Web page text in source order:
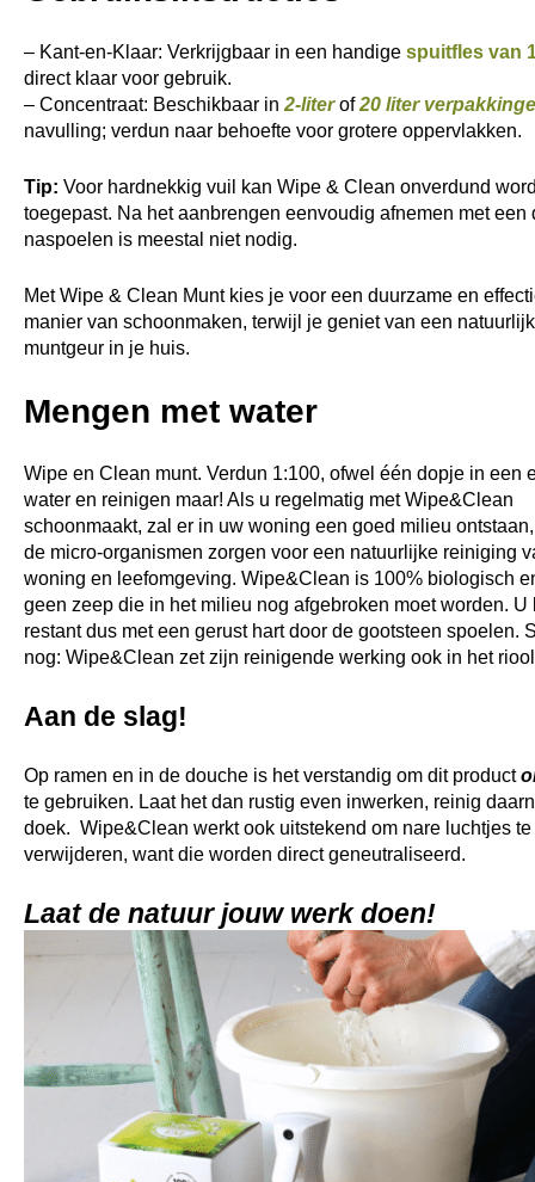
– Kant-en-Klaar: Verkrijgbaar in een handige spuitfles van
direct klaar voor gebruik.
– Concentraat: Beschikbaar in 2-literof20 liter
navulling; verdun naar behoefte voor grotere oppervlakken.
Tip: Voor hardnekkig vuil kan Wipe & Clean onverdund
toegepast. Na het aanbrengen eenvoudig afnemen met een
naspoelen is meestal niet nodig.
Met Wipe & Clean Munt kies je voor een duurzame en
manier van schoonmaken, terwijl je geniet van een
muntgeur in je huis.
Mengen met water
Wipe en Clean munt. Verdun 1:100, ofwel één dopje in een
water en reinigen maar! Als u regelmatig met Wipe&Clean
schoonmaakt, zal er in uw woning een goed milieu
de micro-organismen zorgen voor een natuurlijke reiniging
woning en leefomgeving. Wipe&Clean is 100% biologisch
geen zeep die in het milieu nog afgebroken moet worden. U
restant dus met een gerust hart door de gootsteen spoelen.
nog: Wipe&Clean zet zijn reinigende werking ook in het
Aan de slag!
Op ramen en in de douche is het verstandig om dit product
te gebruiken. Laat het dan rustig even inwerken, reinig
doek. Wipe&Clean werkt ook uitstekend om nare luchtjes te
verwijderen, want die worden direct geneutraliseerd.
Laat de natuur jouw werk doen!